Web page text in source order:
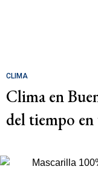
CLIMA
Clima en
del tiempo